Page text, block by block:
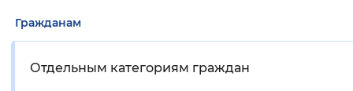
Гражданам
Отдельным категориям граждан